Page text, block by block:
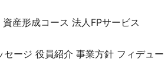
資産形成コース 法人FPサービス
セージ 役員紹介 事業方針 フィデュー